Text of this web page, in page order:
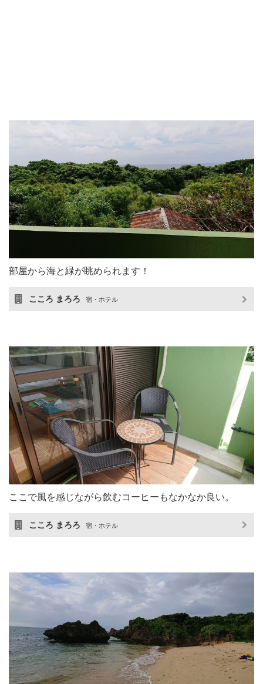
部屋から海と緑が眺められます！
こころ まろろ 宿・ホテル
ここで風を感じながら飲むコーヒーもなかなか良い。
こころ まろろ 宿・ホテル